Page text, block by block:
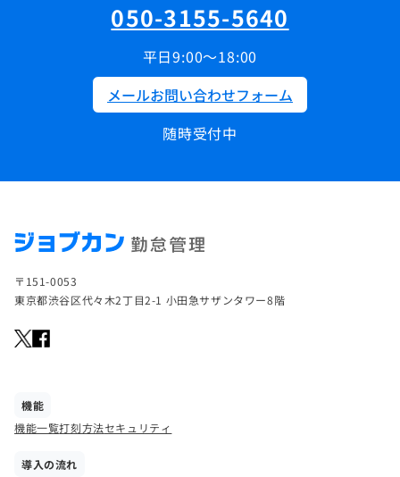
050-3155-5640
平日9:00～18:00
メールお問い合わせフォーム
随時受付中
〒151-0053
東京都渋谷区代々木2丁目2-1 小田急サザンタワー8階
機能
機能一覧打刻方法セキュリティ
導入の流れ